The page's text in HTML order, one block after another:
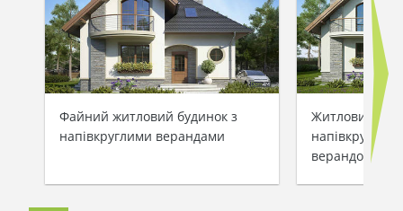
Файний житловий будинок з
напівкруглими верандами
Житловий
верандою